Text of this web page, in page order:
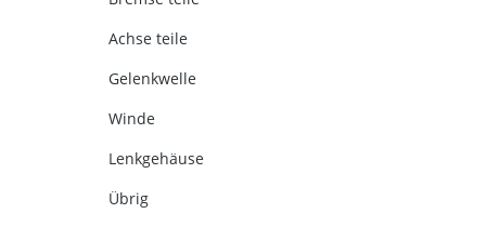
Achse teile
Gelenkwelle
Winde
Lenkgehäuse
Übrig